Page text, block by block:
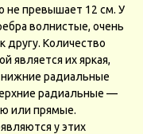
не превышает 12 см. У
волнистые, очень
другу. Количество
является их яркая,
нижние радиальные
радиальные —
или прямые.
у этих